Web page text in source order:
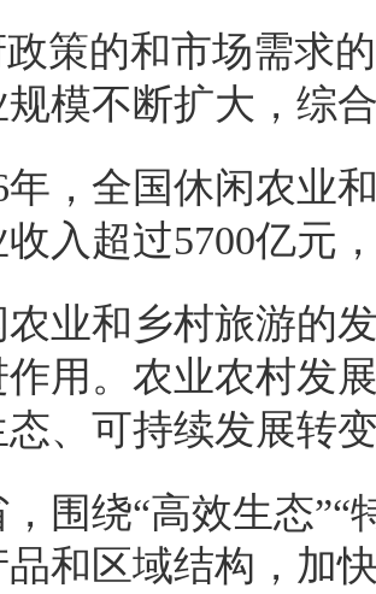
策的和市场需求
模不断扩大，综
年，全国休闲农业
入超过5700亿元
和乡村旅游的发
用。农业农村发
、可持续发展转
绕“高效生态”“
品和区域结构，加